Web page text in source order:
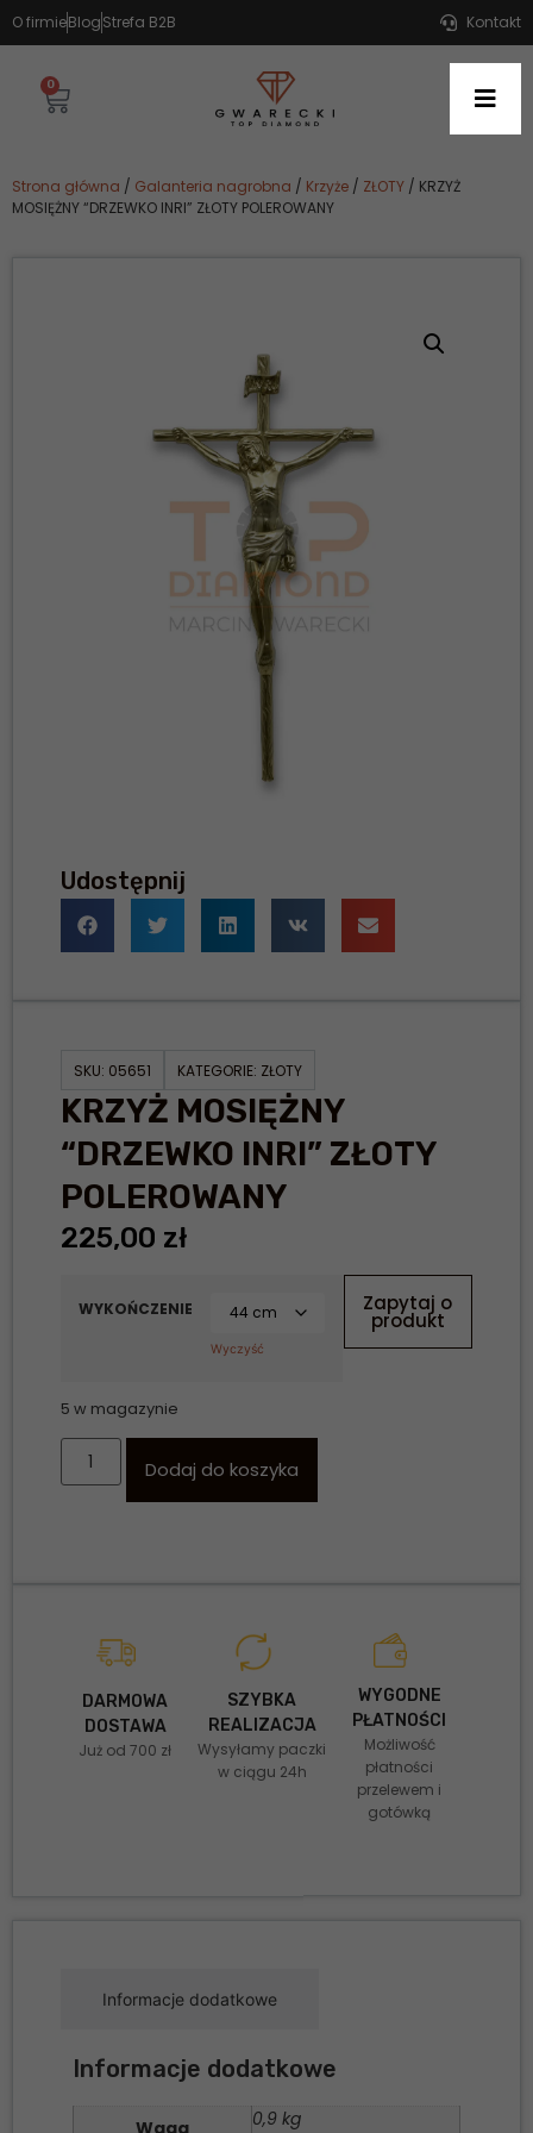
O firmieBlogStrefa B2B Kontakt
0
Strona główna / Galanteria nagrobna / Krzyże / ZŁOTY / KRZYŻ
MOSIĘŻNY “DRZEWKO INRI” ZŁOTY POLEROWANY
Udostępnij
SKU: 05651 KATEGORIE: ZŁOTY
KRZYŻ MOSIĘŻNY
“DRZEWKO INRI” ZŁOTY
POLEROWANY
225,00 zł
WYKOŃCZENIE
Wyczyść
5 w magazynie
Dodaj do koszyka
Zapytaj o
produkt
DARMOWA
DOSTAWA
Już od 700 zł
SZYBKA
REALIZACJA
Wysyłamy paczki
w ciągu 24h
WYGODNE
PŁATNOŚCI
Możliwość
płatności
przelewem i
gotówką
Informacje dodatkowe
Informacje dodatkowe
0,9 kg